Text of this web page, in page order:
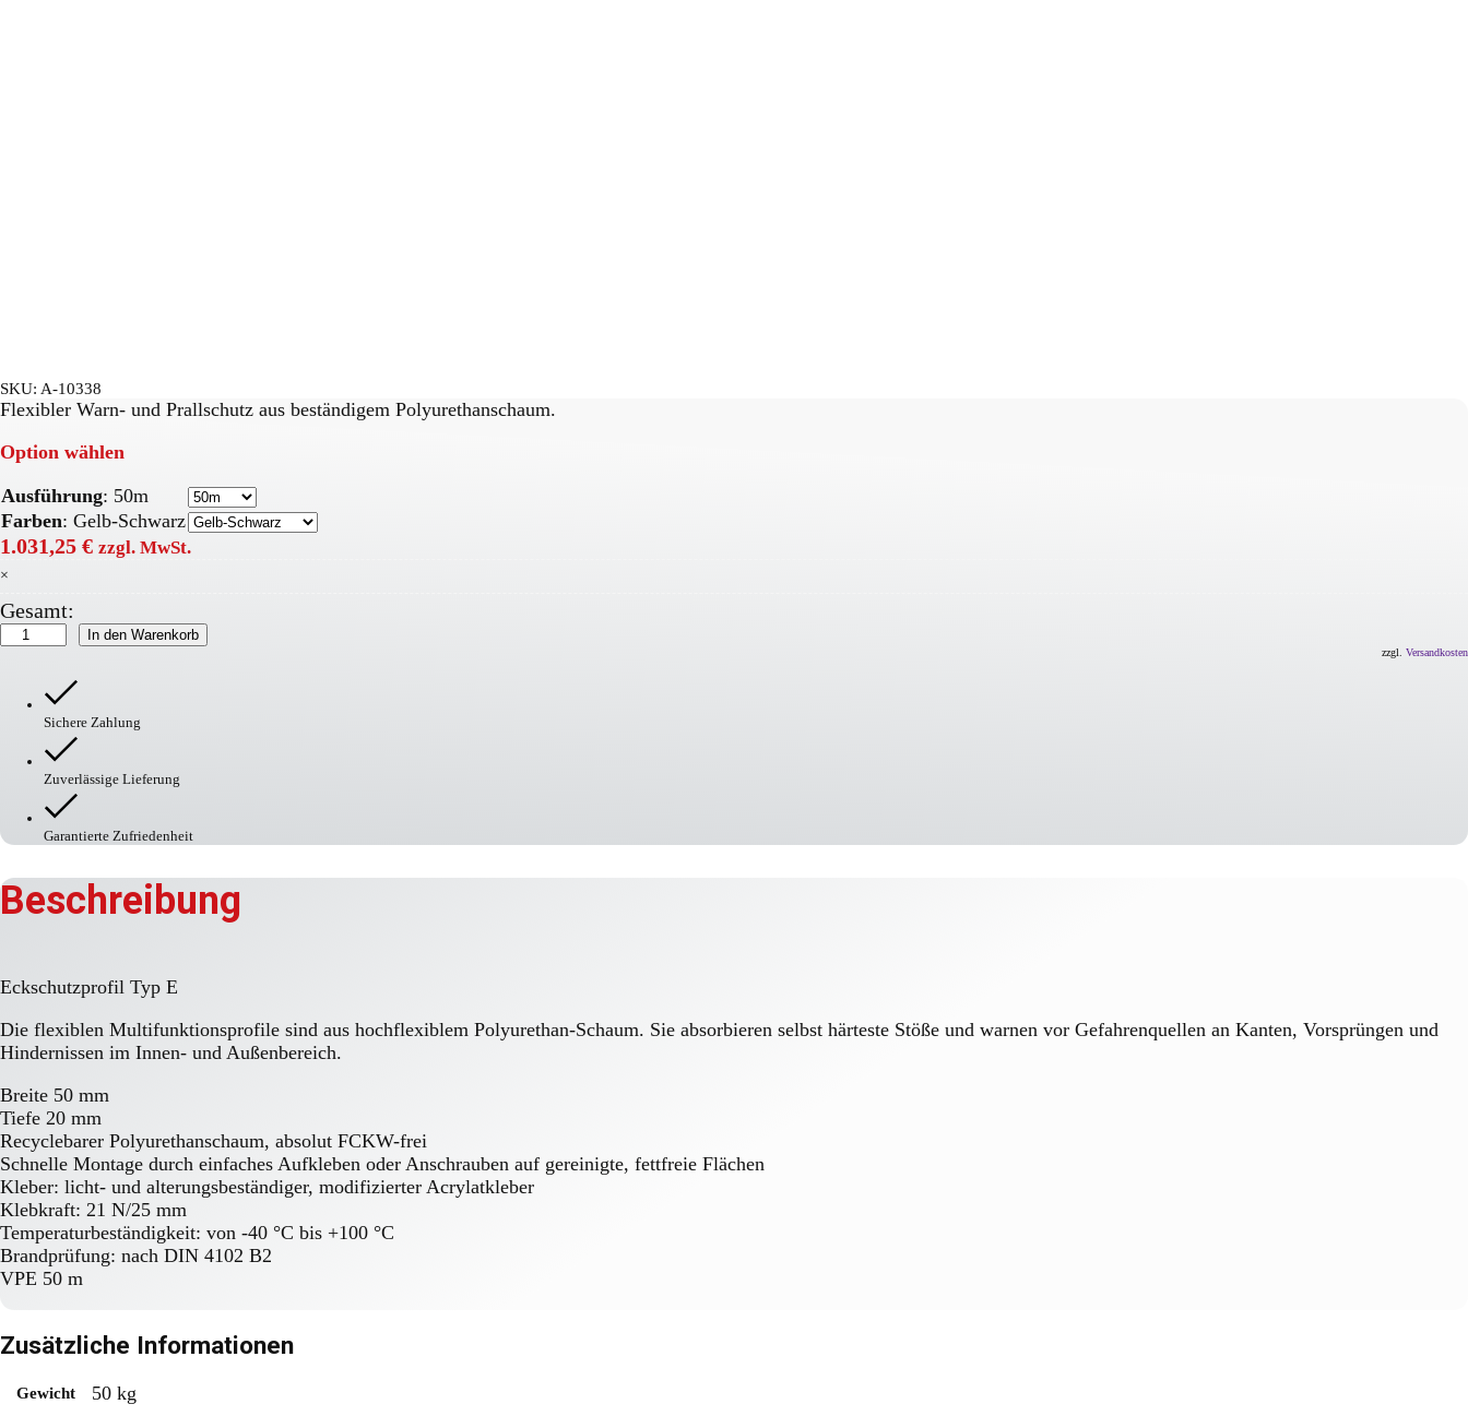
SKU: A-10338
Flexibler Warn- und Prallschutz aus beständigem Polyurethanschaum.
Option wählen
Ausführung: 50m
Farben: Gelb-Schwarz
1.031,25 € zzgl. MwSt.
×
Gesamt:
Eckschutzprofil
Typ
In den Warenkorb
zzgl. Versandkosten
Sichere Zahlung
Zuverlässige Lieferung
Garantierte Zufriedenheit
Beschreibung
Eckschutzprofil Typ E
Die flexiblen Multifunktionsprofile sind aus hochflexiblem Polyurethan-Schaum. Sie absorbieren selbst härteste Stöße und warnen vor Gefahrenquellen an Kanten, Vorsprüngen und
Hindernissen im Innen- und Außenbereich.
Breite 50 mm
Tiefe 20 mm
Recyclebarer Polyurethanschaum, absolut FCKW-frei
Schnelle Montage durch einfaches Aufkleben oder Anschrauben auf gereinigte, fettfreie Flächen
Kleber: licht- und alterungsbeständiger, modifizierter Acrylatkleber
Klebkraft: 21 N/25 mm
Temperaturbeständigkeit: von -40 °C bis +100 °C
Brandprüfung: nach DIN 4102 B2
VPE 50 m
Zusätzliche Informationen
Gewicht 50 kg